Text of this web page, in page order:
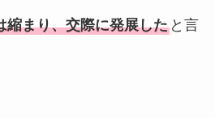
縮まり、交際に発展したと言